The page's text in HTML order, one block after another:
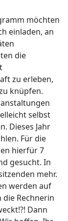
möchten
einladen, an
die
zu erleben,
knüpfen.
selbst
Dieses Jahr
Für die
hierfür 7
gesucht. In
mehr.
werden auf
Rechnerin
Dann